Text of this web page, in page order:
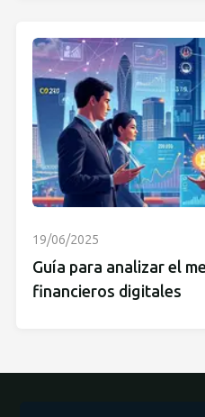
19/06/2025
Guía para analizar el
financieros digitales